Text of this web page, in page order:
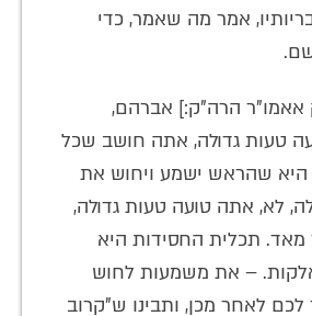
אמר מה שאמר, כדי
אאמו"ר הרה"ק:] אברהם,
טעות גדולה, אתה חושב שכל
היא שהראש ישמע ויחוש את
לא, אתה טועה טעות גדולה,
מאד. תכלית החסידות היא
– את משמעות לחוש
לאחר מכן, ותבינו ש"קרוב